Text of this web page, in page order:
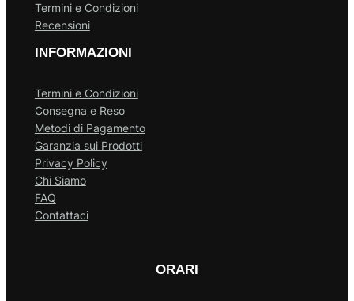
Termini e Condizioni
Recensioni
INFORMAZIONI
Termini e Condizioni
Consegna e Reso
Metodi di Pagamento
Garanzia sui Prodotti
Privacy Policy
Chi Siamo
FAQ
Contattaci
ORARI